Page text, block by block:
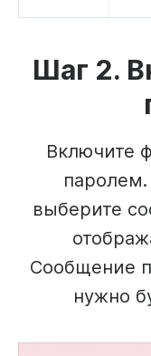
Шаг 2.
Включите
паролем.
выберите
Сообщение
нужно